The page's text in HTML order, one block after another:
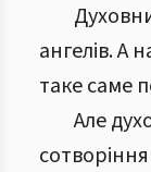
ангелів. А
таке саме
Але